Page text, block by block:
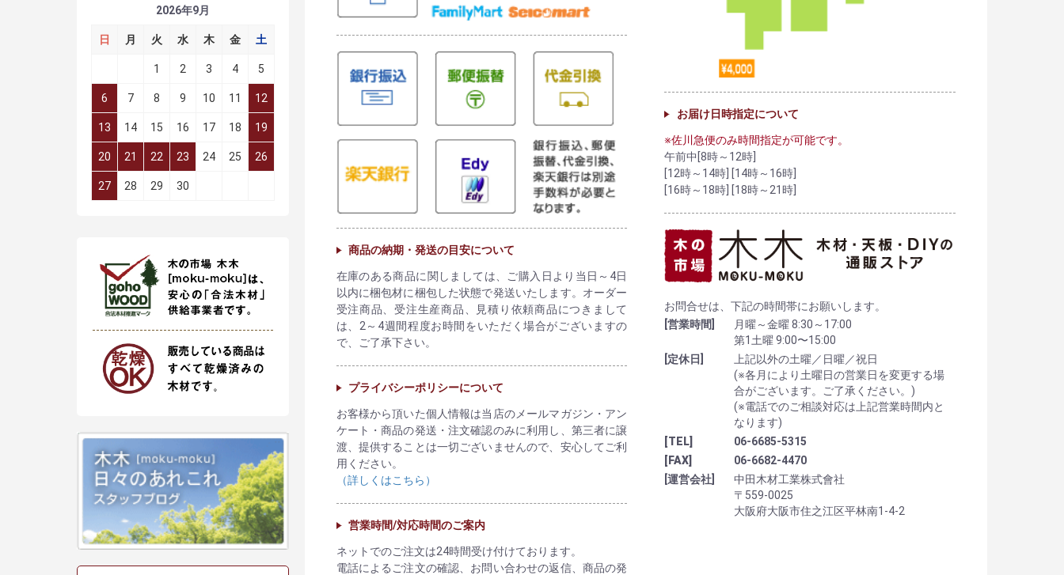
2026年9月
日 月 火 水 木 金 土
1 2 3 4 5
6 7 8 9 10 11 12
13 14 15 16 17 18 19
20 21 22 23 24 25 26
27 28 29 30
商品の納期・発送の目安について
在庫のある商品に関しましては、ご購入日より当日～4日
以内に梱包材に梱包した状態で発送いたします。オーダー
受注商品、受注生産商品、見積り依頼商品につきまして
は、2～4週間程度お時間をいただく場合がございますの
で、ご了承下さい。
プライバシーポリシーについて
お客様から頂いた個人情報は当店のメールマガジン・アン
ケート・商品の発送・注文確認のみに利用し、第三者に譲
渡、提供することは一切ございませんので、安心してご利
用ください。
（詳しくはこちら）
営業時間/対応時間のご案内
ネットでのご注文は24時間受け付けております。
電話によるご注文の確認、お問い合わせの返信、商品の発
お届け日時指定について
※佐川急便のみ時間指定が可能です。
午前中[8時～12時]
[12時～14時] [14時～16時]
[16時～18時] [18時～21時]
お問合せは、下記の時間帯にお願いします。
[営業時間]
月曜～金曜 8:30～17:00
第1土曜 9:00〜15:00
[定休日]
上記以外の土曜／日曜／祝日
(※各月により土曜日の営業日を変更する場
合がございます。ご了承ください。)
(※電話でのご相談対応は上記営業時間内と
なります)
[TEL]
06-6685-5315
[FAX]
06-6682-4470
[運営会社]
中田木材工業株式會社
〒559-0025
大阪府大阪市住之江区平林南1-4-2